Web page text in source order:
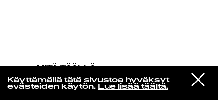
Käyttämällä tätä sivustoa hyväksyt
evästeiden käytön. Lue lisää täältä.
VIESTI
STUDIOON
MITÄ TÄÄLLÄ
Gil Scott-heron
The Prisoner